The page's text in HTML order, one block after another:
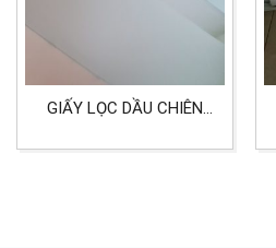
GIẤY LỌC DẦU CHIÊN
500X500MM DÙNG CHO